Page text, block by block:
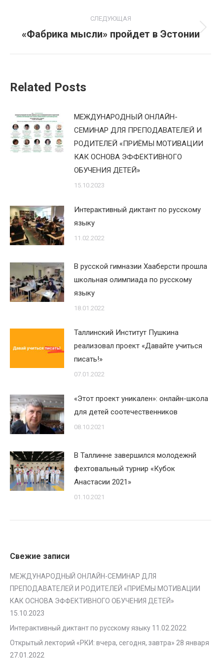
СЛЕДУЮЩАЯ
Следующая
«Фабрика мысли» пройдет в Эстонии
Related Posts
МЕЖДУНАРОДНЫЙ ОНЛАЙН-
СЕМИНАР ДЛЯ ПРЕПОДАВАТЕЛЕЙ И
РОДИТЕЛЕЙ «ПРИЁМЫ МОТИВАЦИИ
КАК ОСНОВА ЭФФЕКТИВНОГО
ОБУЧЕНИЯ ДЕТЕЙ»
15.10.2023
Интерактивный диктант по русскому
языку
11.02.2022
В русской гимназии Хааберсти прошла
школьная олимпиада по русскому
языку
18.01.2022
Таллинский Институт Пушкина
реализовал проект «Давайте учиться
писать!»
07.01.2022
«Этот проект уникален»: онлайн-школа
для детей соотечественников
08.10.2021
В Таллинне завершился молодежнй
фехтовальный турнир «Кубок
Анастасии 2021»
01.10.2021
Свежие записи
МЕЖДУНАРОДНЫЙ ОНЛАЙН-СЕМИНАР ДЛЯ
ПРЕПОДАВАТЕЛЕЙ И РОДИТЕЛЕЙ «ПРИЁМЫ МОТИВАЦИИ
КАК ОСНОВА ЭФФЕКТИВНОГО ОБУЧЕНИЯ ДЕТЕЙ»
15.10.2023
Интерактивный диктант по русскому языку 11.02.2022
Открытый лекторий «РКИ: вчера, сегодня, завтра» 28 января
27.01.2022